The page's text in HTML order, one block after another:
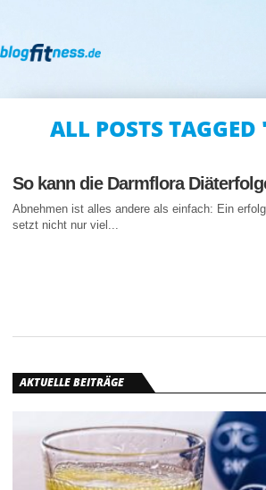
ALL POSTS
So kann die Darmflora
Abnehmen ist alles andere als einfach: Ein
setzt nicht nur viel...
AKTUELLE BEITRÄGE